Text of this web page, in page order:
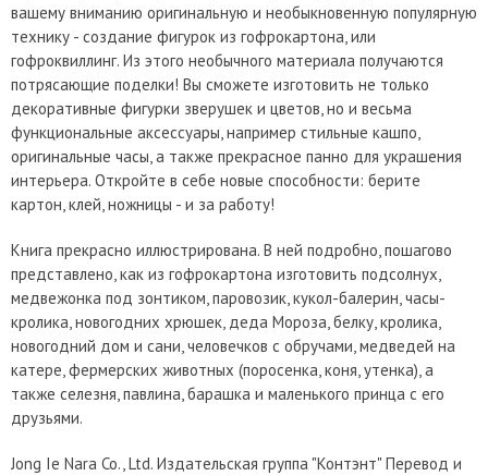
вашему вниманию оригинальную и необыкновенную популярную
технику - создание фигурок из гофрокартона, или
гофроквиллинг. Из этого необычного материала получаются
потрясающие поделки! Вы сможете изготовить не только
декоративные фигурки зверушек и цветов, но и весьма
функциональные аксессуары, например стильные кашпо,
оригинальные часы, а также прекрасное панно для украшения
интерьера. Откройте в себе новые способности: берите
картон, клей, ножницы - и за работу!
Книга прекрасно иллюстрирована. В ней подробно, пошагово
представлено, как из гофрокартона изготовить подсолнух,
медвежонка под зонтиком, паровозик, кукол-балерин, часы-
кролика, новогодних хрюшек, деда Мороза, белку, кролика,
новогодний дом и сани, человечков с обручами, медведей на
катере, фермерских животных (поросенка, коня, утенка), а
также селезня, павлина, барашка и маленького принца с его
друзьями.
Jong Ie Nara Co., Ltd. Издательская группа "Контэнт" Перевод и